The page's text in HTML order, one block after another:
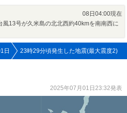
08日04:00現在
風13号が久米島の北北西約40kmを南南西に
日 23時29分頃発生した地震(最大震度2)
2025年07月01日23:32発表